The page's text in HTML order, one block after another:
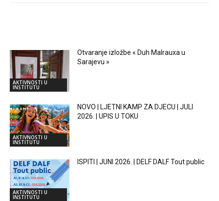
AKTIVNOSTI U
INSTITUTU
Otvaranje izložbe « Duh Malrauxa u
Sarajevu »
AKTIVNOSTI U
INSTITUTU
NOVO | LJETNI KAMP ZA DJECU | JULI
2026. | UPIS U TOKU
AKTIVNOSTI U
INSTITUTU
ISPITI | JUNI 2026. | DELF DALF Tout public